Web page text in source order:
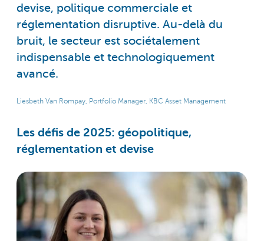
devise, politique commerciale et
réglementation disruptive. Au-delà du
bruit, le secteur est sociétalement
indispensable et technologiquement
avancé.
Liesbeth Van Rompay, Portfolio Manager, KBC Asset Management
Les défis de 2025: géopolitique,
réglementation et devise